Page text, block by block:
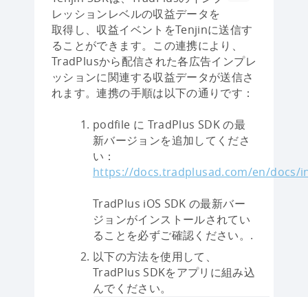
レッションレベルの収益データを
取得し、収益イベントをTenjinに送信す
ることができます。この連携により、
TradPlusから配信された各広告インプレ
ッションに関連する収益データが送信さ
れます。連携の手順は以下の通りです：
podfile に TradPlus SDK の最
新バージョンを追加してくださ
い：
https://docs.tradplusad.com/en/docs/
TradPlus iOS SDK の最新バー
ジョンがインストールされてい
ることを必ずご確認ください。.
以下の方法を使用して、
TradPlus SDKをアプリに組み込
んでください。